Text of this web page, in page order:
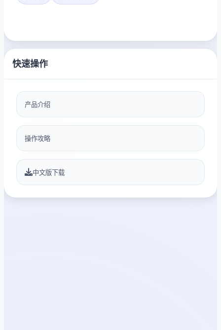
快速操作
产品介绍
操作攻略
中文版下载